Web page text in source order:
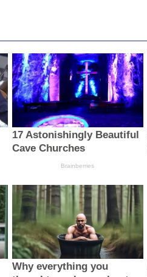
17 Astonishingly Beautiful
Cave Churches
Brainberries
Why everything you